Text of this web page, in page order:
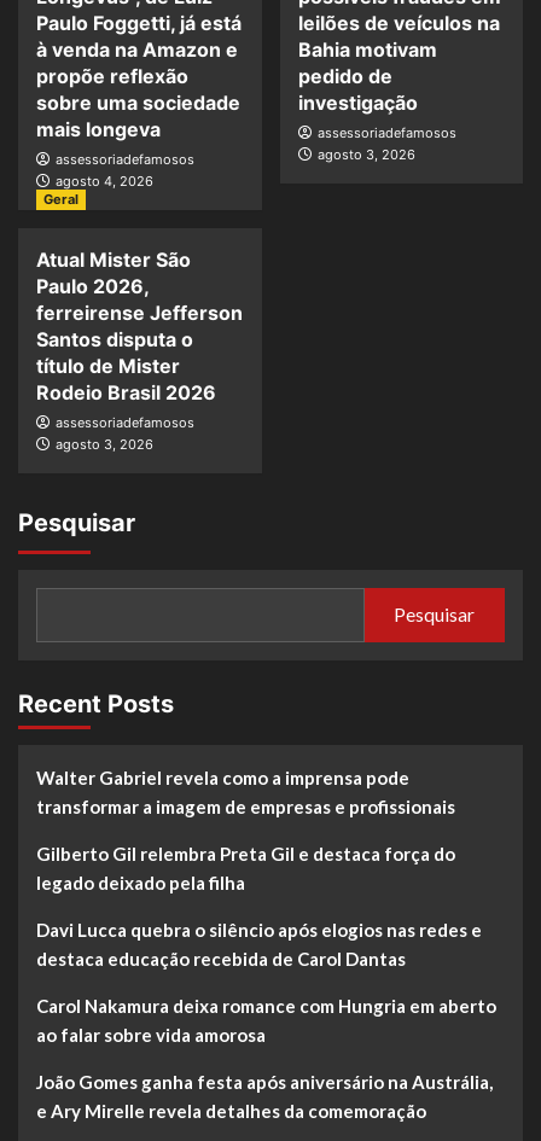
Paulo Foggetti, já está
à venda na Amazon e
propõe reflexão
sobre uma sociedade
mais longeva
assessoriadefamosos
agosto 4, 2026
leilões de veículos na
Bahia motivam
pedido de
investigação
assessoriadefamosos
agosto 3, 2026
Geral
Atual Mister São
Paulo 2026,
ferreirense Jefferson
Santos disputa o
título de Mister
Rodeio Brasil 2026
assessoriadefamosos
agosto 3, 2026
Pesquisar
Pesquisar
Recent Posts
Walter Gabriel revela como a imprensa pode
transformar a imagem de empresas e profissionais
Gilberto Gil relembra Preta Gil e destaca força do
legado deixado pela filha
Davi Lucca quebra o silêncio após elogios nas redes e
destaca educação recebida de Carol Dantas
Carol Nakamura deixa romance com Hungria em aberto
ao falar sobre vida amorosa
João Gomes ganha festa após aniversário na Austrália,
e Ary Mirelle revela detalhes da comemoração